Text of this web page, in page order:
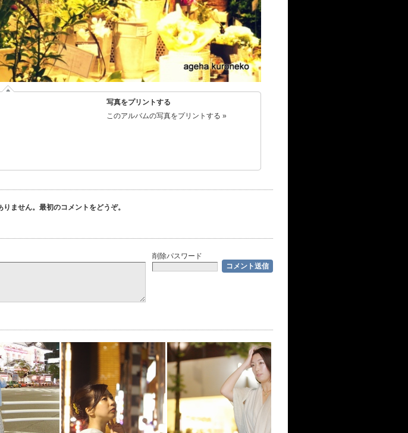
写真をプリントする
このアルバムの写真をプリントする »
ません。最初のコメントをどうぞ。
削除パスワード